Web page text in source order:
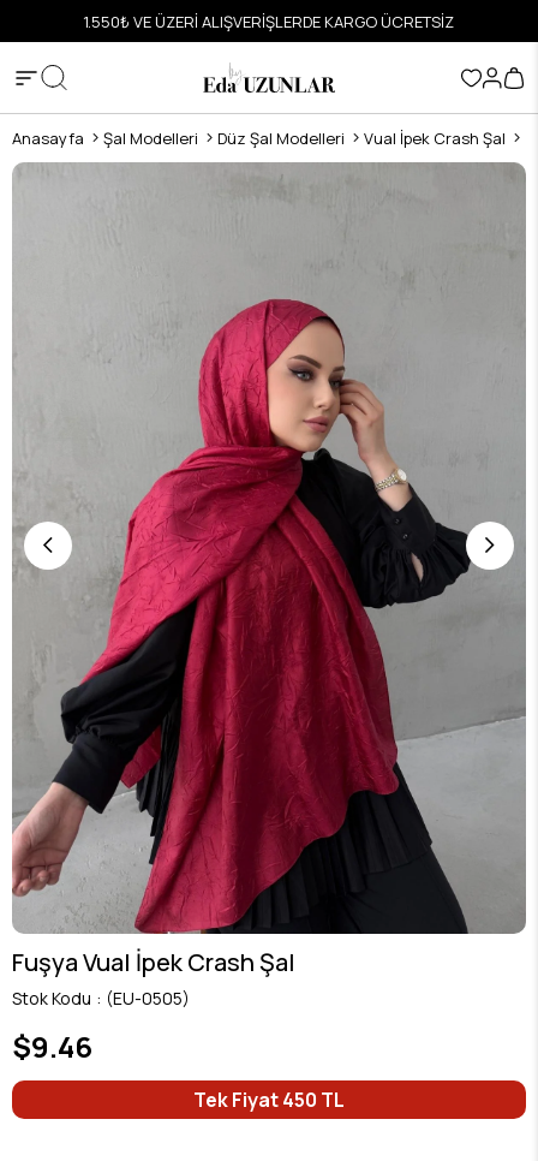
HIZLI VE GÜVENLİ ALIŞVERİŞ
Anasayfa Şal Modelleri Düz Şal Modelleri Vual İpek Crash Şal
Fuşya Vual İpek Crash Şal
Stok Kodu (EU-0505)
$9.46
Tek Fiyat 450 TL